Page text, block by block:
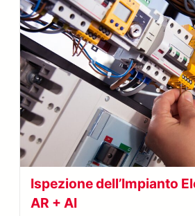
Ispezione dell’Impianto
AR + AI